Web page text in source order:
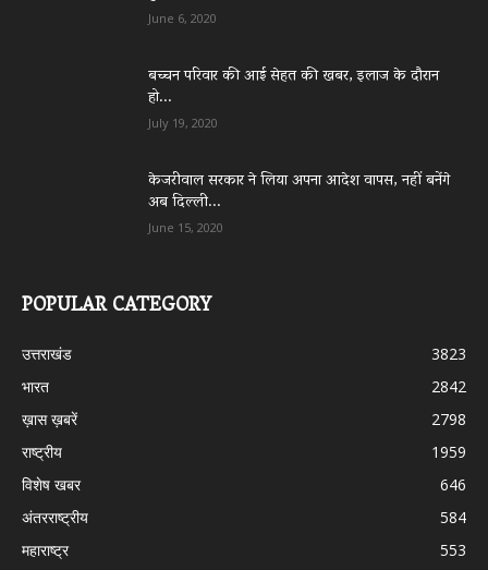
June 6, 2020
बच्चन परिवार की आई सेहत की खबर, इलाज के दौरान
हो...
July 19, 2020
केजरीवाल सरकार ने लिया अपना आदेश वापस, नहीं बनेंगे
अब दिल्ली...
June 15, 2020
POPULAR CATEGORY
उत्तराखंड
3823
भारत
2842
ख़ास ख़बरें
2798
राष्ट्रीय
1959
विशेष खबर
646
अंतरराष्ट्रीय
584
महाराष्ट्र
553